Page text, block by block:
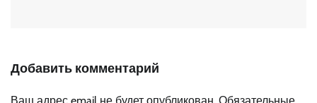
Добавить комментарий